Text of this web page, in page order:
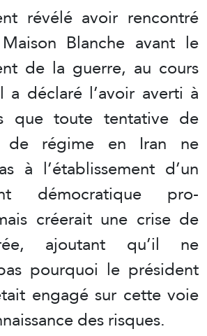
révélé avoir rencontré
Blanche avant le
de la guerre, au cours
déclaré l’avoir averti à
que toute tentative de
de régime en Iran ne
à l’établissement d’un
démocratique pro-
créerait une crise de
ajoutant qu’il ne
pourquoi le président
engagé sur cette voie
des risques.